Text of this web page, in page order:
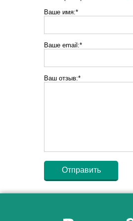
Ваше имя:*
Ваше email:*
Ваш отзыв:*